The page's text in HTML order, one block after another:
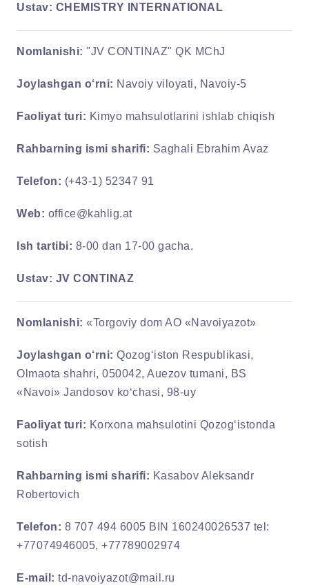
Ustav: CHEMISTRY INTERNATIONAL
Nomlanishi: "JV CONTINAZ" QK MChJ
Joylashgan o‘rni: Navoiy viloyati, Navoiy-5
Faoliyat turi: Kimyo mahsulotlarini ishlab chiqish
Rahbarning ismi sharifi: Saghali Ebrahim Avaz
Telefon: (+43-1) 52347 91
Web: office@kahlig.at
Ish tartibi: 8-00 dan 17-00 gacha.
Ustav: JV CONTINAZ
Nomlanishi: «Torgoviy dom AO «Navoiyazot»
Joylashgan o‘rni: Qozog‘iston Respublikasi,
Olmaota shahri, 050042, Auezov tumani, BS
«Navoi» Jandosov ko‘chasi, 98-uy
Faoliyat turi: Korxona mahsulotini Qozog‘istonda
sotish
Rahbarning ismi sharifi: Kasabov Aleksandr
Robertovich
Telefon: 8 707 494 6005 BIN 160240026537 tel:
+77074946005, +77789002974
E-mail: td-navoiyazot@mail.ru